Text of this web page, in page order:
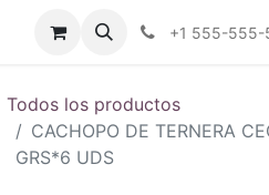
Blog Contáctenos
+1 555-555-
Todos los productos
CACHOPO DE TERNERA
GRS*6 UDS